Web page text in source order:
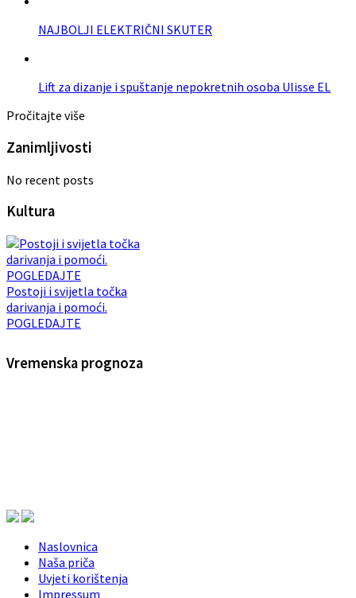
NAJBOLJI ELEKTRIČNI SKUTER
Lift za dizanje i spuštanje nepokretnih osoba Ulisse EL
Pročitajte više
Zanimljivosti
No recent posts
Kultura
Postoji i svijetla točka
darivanja i pomoći.
POGLEDAJTE
Vremenska prognoza
Naslovnica
Naša priča
Uvjeti korištenja
Impressum